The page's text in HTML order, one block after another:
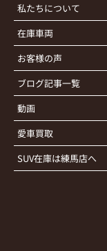
私たちについて
在庫車両
お客様の声
ブログ記事一覧
動画
愛車買取
SUV在庫は練馬店へ